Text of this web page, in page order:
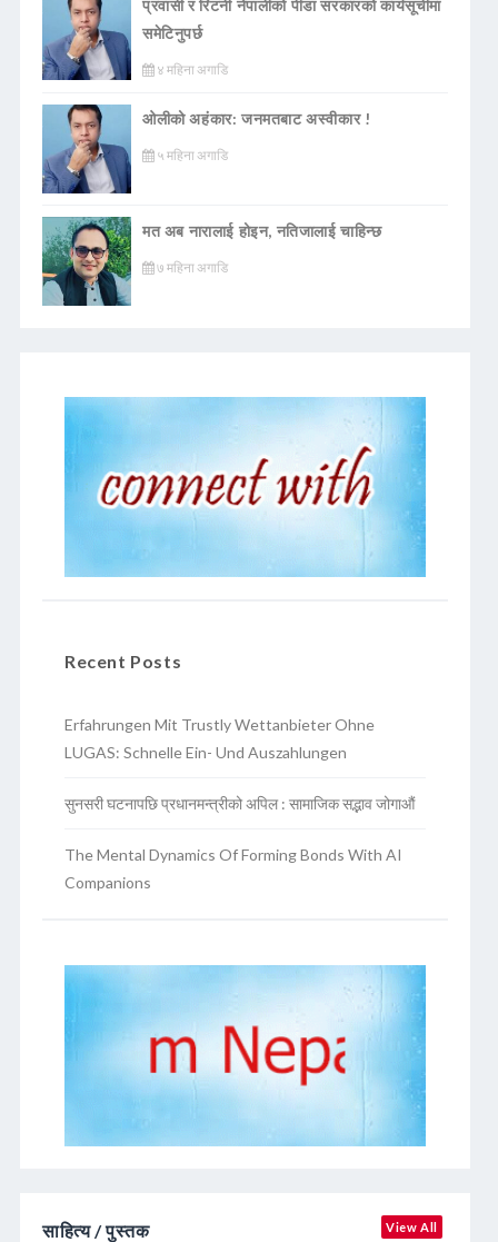
प्रवासी र रिटर्नी नेपालीको पीडा सरकारको कार्यसूचीमा
समेटिनुपर्छ
४ महिना अगाडि
ओलीको अहंकार: जनमतबाट अस्वीकार !
५ महिना अगाडि
मत अब नारालाई होइन, नतिजालाई चाहिन्छ
७ महिना अगाडि
Recent Posts
Erfahrungen Mit Trustly Wettanbieter Ohne
LUGAS: Schnelle Ein- Und Auszahlungen
सुनसरी घटनापछि प्रधानमन्त्रीको अपिल : सामाजिक सद्भाव जोगाऔं
The Mental Dynamics Of Forming Bonds With AI
Companions
साहित्य / पुस्तक View All